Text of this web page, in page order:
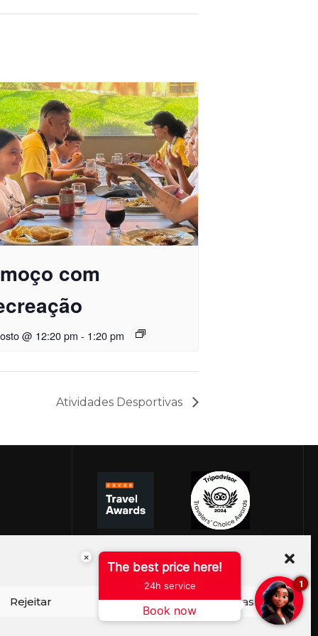
Rejeitar Ver preferências
com
@ 12:20 pm - 1:20 pm
Atividades Desportivas
×
The best price here!
24h service
Book now
1